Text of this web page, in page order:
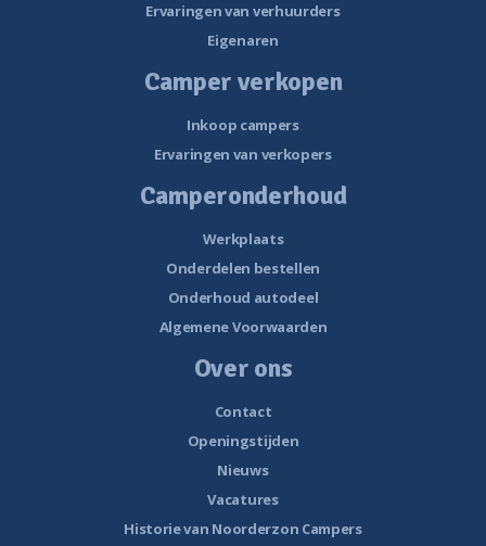
Ervaringen van verhuurders
Eigenaren
Camper verkopen
Inkoop campers
Ervaringen van verkopers
Camperonderhoud
Werkplaats
Onderdelen bestellen
Onderhoud autodeel
Algemene Voorwaarden
Over ons
Contact
Openingstijden
Nieuws
Vacatures
Historie van Noorderzon Campers